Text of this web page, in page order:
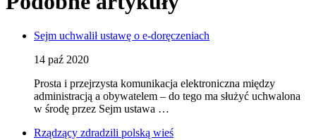
Sejm uchwalił ustawę o e-doręczeniach
14 paź 2020
Prosta i przejrzysta komunikacja elektroniczna między
administracją a obywatelem – do tego ma służyć uchwalona
w środę przez Sejm ustawa …
Rządzący zdradzili polską wieś